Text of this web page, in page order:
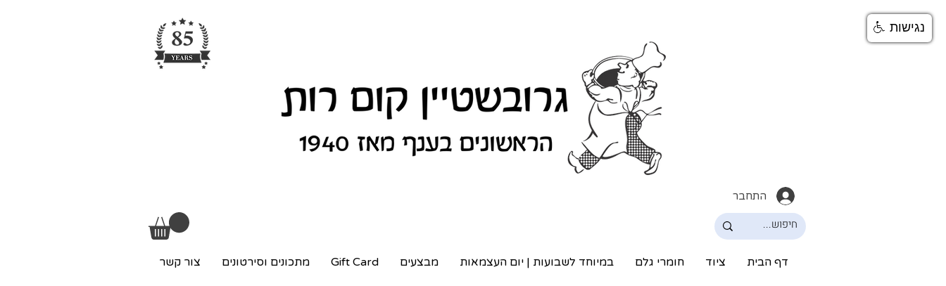
התחבר
דף הבית ציוד חומרי גלם במיוחד לשבועות | יום העצמאות מבצעים Gift Card מתכונים וסירטונים צור קשר
נגישות